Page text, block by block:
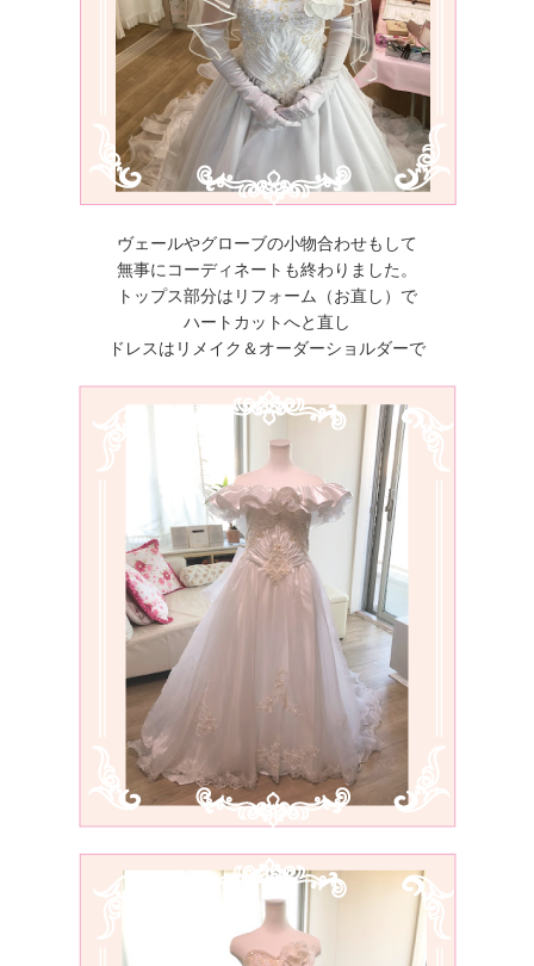
ヴェールやグローブの小物合わせもして
無事にコーディネートも終わりました。
トップス部分はリフォーム（お直し）で
ハートカットへと直し
ドレスはリメイク＆オーダーショルダーで